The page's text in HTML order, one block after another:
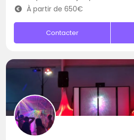
À partir de 650€
Contacter